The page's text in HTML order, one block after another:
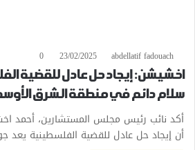
abdellatif fadouach
23/02/2025
0
اخشيشن: إيجاد حل عادل للقضية
سلام دائم في منطقة الشرق
أكد نائب رئيس مجلس المستشارين، أحمد
أن إيجاد حل عادل للقضية الفلسطينية يعد